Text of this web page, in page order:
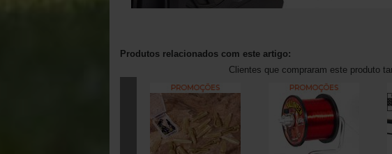
Produtos relacionados com este artigo:
Clientes que compraram este produto